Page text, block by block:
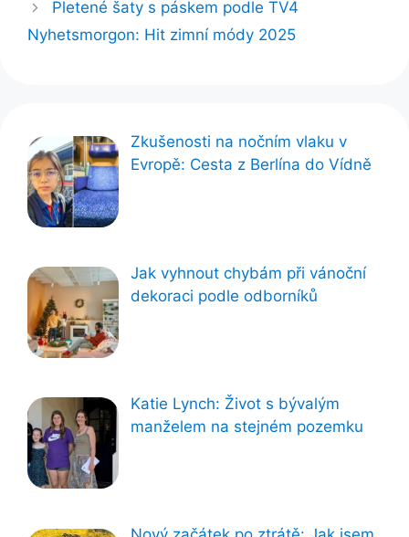
Pletené šaty s páskem podle TV4
Nyhetsmorgon: Hit zimní módy 2025
Zkušenosti na nočním vlaku v
Evropě: Cesta z Berlína do Vídně
Jak vyhnout chybám při vánoční
dekoraci podle odborníků
Katie Lynch: Život s bývalým
manželem na stejném pozemku